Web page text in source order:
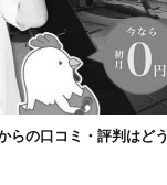
らの口コミ・評判はど